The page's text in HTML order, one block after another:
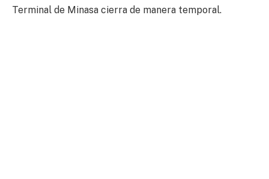
Terminal de Minasa cierra de manera temporal.